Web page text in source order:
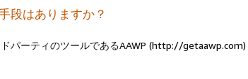
段はありますか？
パーティのツールであるAAWP (http://getaawp.com)